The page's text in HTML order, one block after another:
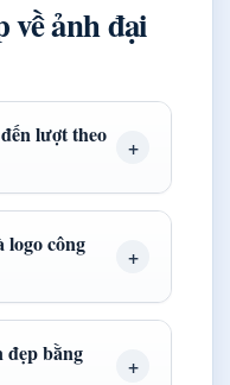
về ảnh đại
lượt theo
logo công
đẹp bằng